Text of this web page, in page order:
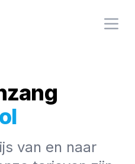
van en naar